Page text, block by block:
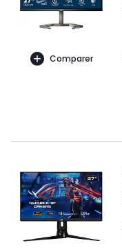
Comparer